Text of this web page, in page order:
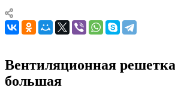
Вентиляционная
большая